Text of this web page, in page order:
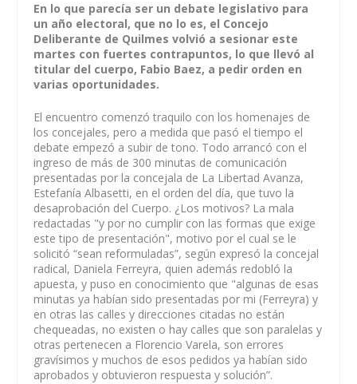
En lo que parecía ser un debate legislativo para
un año electoral, que no lo es, el Concejo
Deliberante de Quilmes volvió a sesionar este
martes con fuertes contrapuntos, lo que llevó al
titular del cuerpo, Fabio Baez, a pedir orden en
varias oportunidades.
El encuentro comenzó traquilo con los homenajes de
los concejales, pero a medida que pasó el tiempo el
debate empezó a subir de tono. Todo arrancó con el
ingreso de más de 300 minutas de comunicación
presentadas por la concejala de La Libertad Avanza,
Estefanía Albasetti, en el orden del día, que tuvo la
desaprobación del Cuerpo. ¿Los motivos? La mala
redactadas "y por no cumplir con las formas que exige
este tipo de presentación", motivo por el cual se le
solicitó “sean reformuladas”, según expresó la concejal
radical, Daniela Ferreyra, quien además redobló la
apuesta, y puso en conocimiento que "algunas de esas
minutas ya habían sido presentadas por mi (Ferreyra) y
en otras las calles y direcciones citadas no están
chequeadas, no existen o hay calles que son paralelas y
otras pertenecen a Florencio Varela, son errores
gravísimos y muchos de esos pedidos ya habían sido
aprobados y obtuvieron respuesta y solución”.